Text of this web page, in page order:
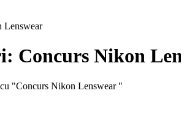
Lenswear
Concurs Nikon
"Concurs Nikon Lenswear "